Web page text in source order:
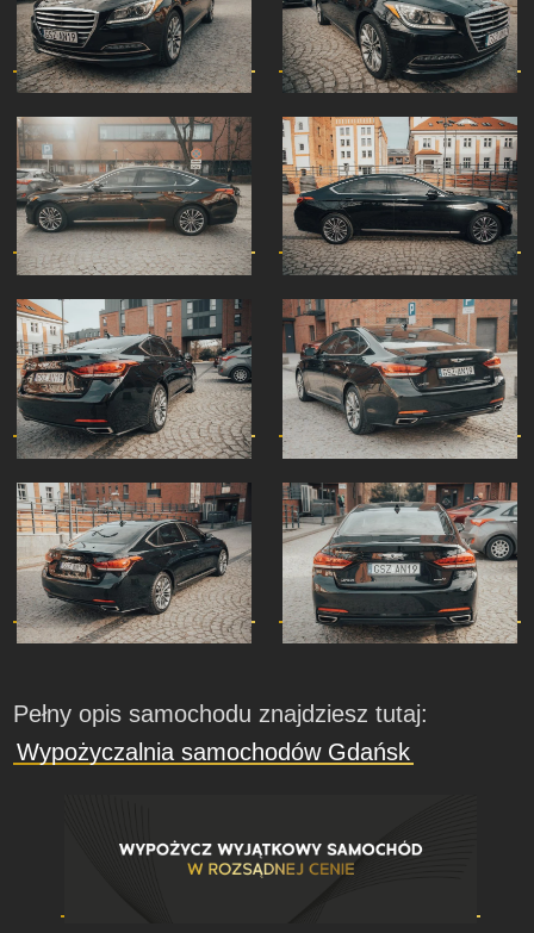
Pełny opis samochodu znajdziesz tutaj:
Wypożyczalnia samochodów Gdańsk